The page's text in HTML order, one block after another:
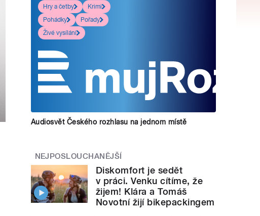
Hry a četby
Krimi
Pohádky
Pořady
Živé vysílání
Audiosvět Českého rozhlasu na jednom místě
NEJPOSLOUCHANĚJŠÍ
Diskomfort je sedět
v práci. Venku cítíme, že
žijem! Klára a Tomáš
Novotní žijí bikepackingem